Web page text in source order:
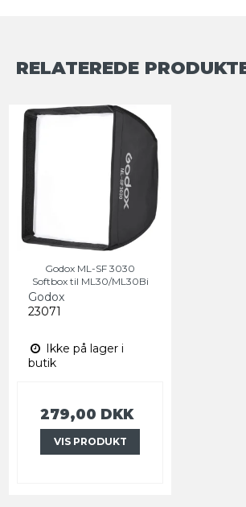
RELATEREDE
Godox ML-SF 3030
Softbox til ML30/ML30Bi
Godox
23071
Ikke på lager i
butik
279,00 DKK
VIS PRODUKT